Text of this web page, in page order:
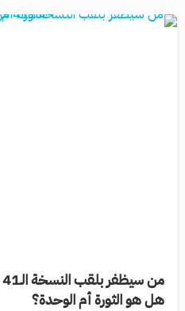
هل هو الثورة أم الوحدة؟